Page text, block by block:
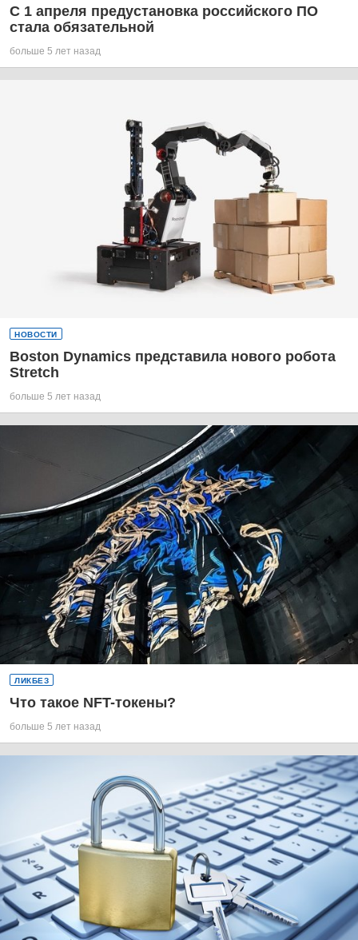
С 1 апреля предустановка российского ПО
стала обязательной
больше 5 лет назад
НОВОСТИ
Boston Dynamics представила нового робота
Stretch
больше 5 лет назад
ЛИКБЕЗ
Что такое NFT-токены?
больше 5 лет назад